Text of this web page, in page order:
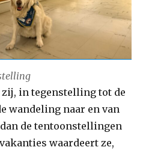
in tegenstelling tot de
wandeling naar en van
de tentoonstellingen
waardeert ze,